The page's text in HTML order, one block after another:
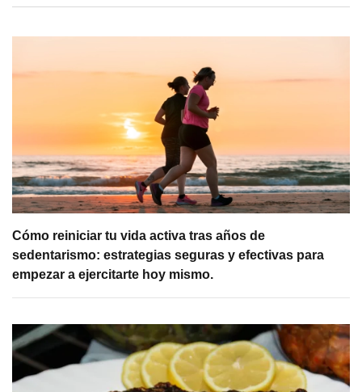
Cómo reiniciar tu vida activa tras años de
sedentarismo: estrategias seguras y efectivas para
empezar a ejercitarte hoy mismo.